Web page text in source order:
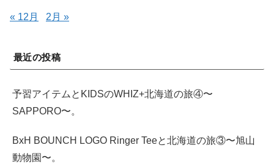
« 12月 2月 »
最近の投稿
予習アイテムとKIDSのWHIZ+北海道の旅④〜
SAPPORO〜。
BxH BOUNCH LOGO Ringer Teeと北海道の旅③〜旭山
動物園〜。